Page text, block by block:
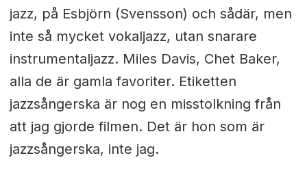
jazz, på Esbjörn (Svensson) och sådär, men
inte så mycket vokaljazz, utan snarare
instrumentaljazz. Miles Davis, Chet Baker,
alla de är gamla favoriter. Etiketten
jazzsångerska är nog en misstolkning från
att jag gjorde filmen. Det är hon som är
jazzsångerska, inte jag.